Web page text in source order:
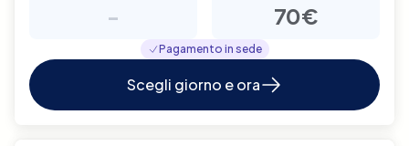
- 70€
Pagamento in sede
Scegli giorno e ora